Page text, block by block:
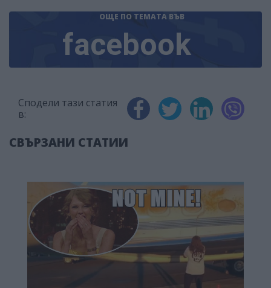
ОЩЕ ПО ТЕМАТА ВЪВ
facebook
Сподели тази статия
в:
СВЪРЗАНИ СТАТИИ